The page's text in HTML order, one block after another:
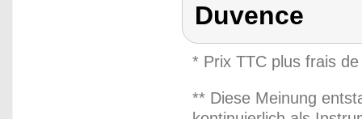
Duvence
* Prix TTC plus frais
** Diese Meinung